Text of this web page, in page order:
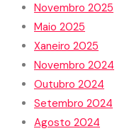
Novembro 2025
Maio 2025
Xaneiro 2025
Novembro 2024
Outubro 2024
Setembro 2024
Agosto 2024